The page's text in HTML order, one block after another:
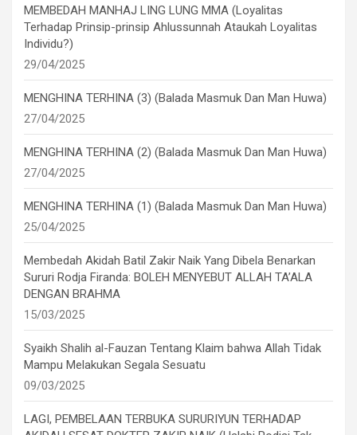
MEMBEDAH MANHAJ LING LUNG MMA (Loyalitas
Terhadap Prinsip-prinsip Ahlussunnah Ataukah Loyalitas
Individu?)
29/04/2025
MENGHINA TERHINA (3) (Balada Masmuk Dan Man Huwa)
27/04/2025
MENGHINA TERHINA (2) (Balada Masmuk Dan Man Huwa)
27/04/2025
MENGHINA TERHINA (1) (Balada Masmuk Dan Man Huwa)
25/04/2025
Membedah Akidah Batil Zakir Naik Yang Dibela Benarkan
Sururi Rodja Firanda: BOLEH MENYEBUT ALLAH TA’ALA
DENGAN BRAHMA
15/03/2025
Syaikh Shalih al-Fauzan Tentang Klaim bahwa Allah Tidak
Mampu Melakukan Segala Sesuatu
09/03/2025
LAGI, PEMBELAAN TERBUKA SURURIYUN TERHADAP